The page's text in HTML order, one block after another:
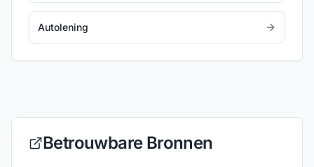
Autolening
Betrouwbare Bronnen